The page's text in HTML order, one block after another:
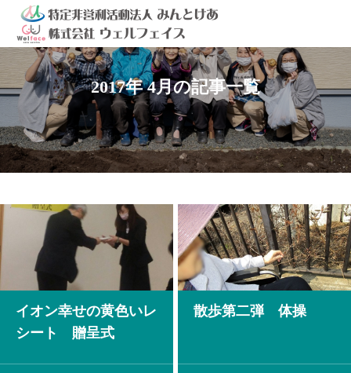
2017年 4月の記事一覧
イオン幸せの黄色いレ
シート 贈呈式
散歩第二弾 体操